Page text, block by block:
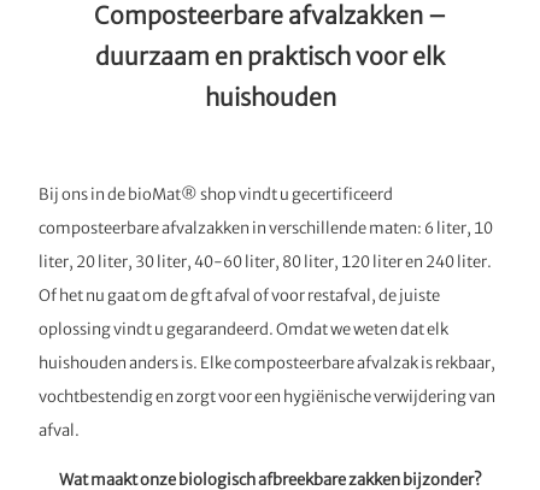
Composteerbare afvalzakken –
duurzaam en praktisch voor elk
huishouden
Bij ons in de bioMat® shop vindt u gecertificeerd
composteerbare afvalzakken in verschillende maten: 6 liter, 10
liter, 20 liter, 30 liter, 40-60 liter, 80 liter, 120 liter en 240 liter.
Of het nu gaat om de gft afval of voor restafval, de juiste
oplossing vindt u gegarandeerd. Omdat we weten dat elk
huishouden anders is. Elke composteerbare afvalzak is rekbaar,
vochtbestendig en zorgt voor een hygiënische verwijdering van
afval.
Wat maakt onze biologisch afbreekbare zakken bijzonder?